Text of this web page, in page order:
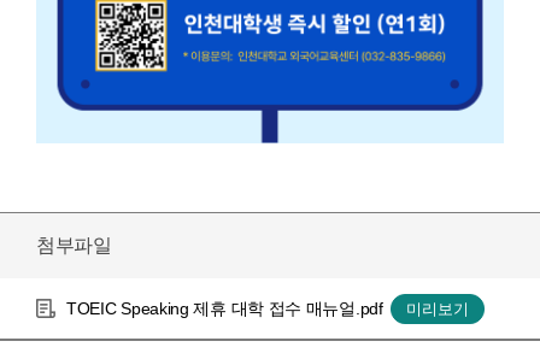
첨부파일
TOEIC Speaking 제휴 대학 접수 매뉴얼.pdf